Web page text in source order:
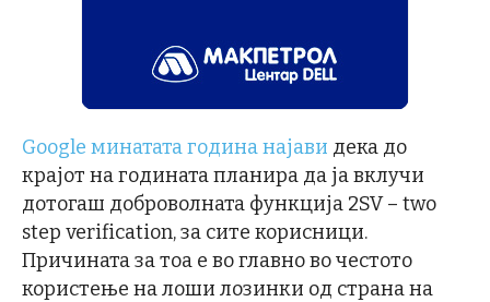
Google минатата година најави дека до
крајот на годината планира да ја вклучи
дотогаш доброволната функција 2SV – two
step verification, за сите корисници.
Причината за тоа е во главно во честото
користење на лоши лозинки од страна на